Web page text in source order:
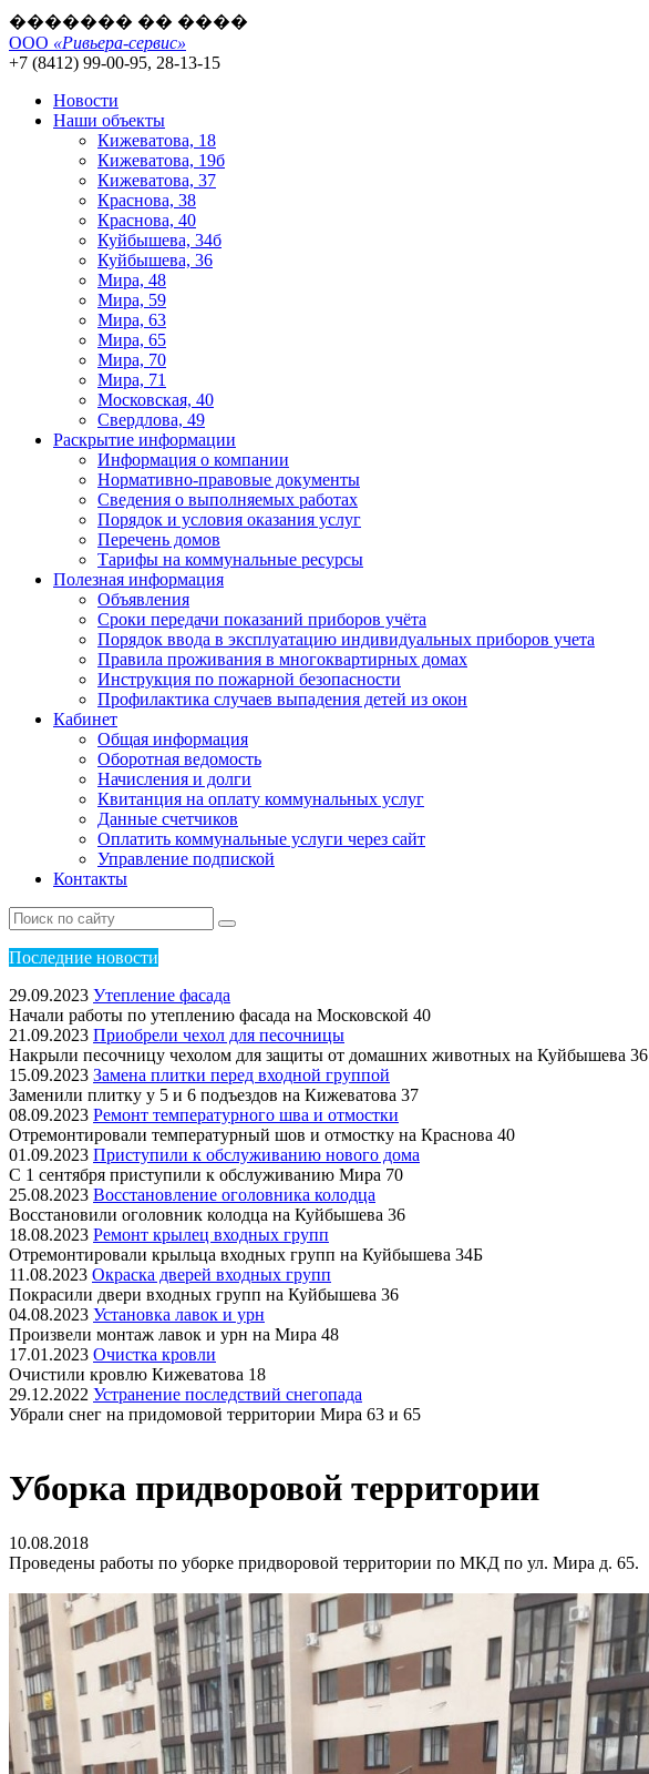
������� �� ����
ООО «Ривьера-сервис»
+7 (8412) 99-00-95, 28-13-15
Новости
Наши объекты
Кижеватова, 18
Кижеватова, 19б
Кижеватова, 37
Краснова, 38
Краснова, 40
Куйбышева, 34б
Куйбышева, 36
Мира, 48
Мира, 59
Мира, 63
Мира, 65
Мира, 70
Мира, 71
Московская, 40
Свердлова, 49
Раскрытие информации
Информация о компании
Нормативно-правовые документы
Сведения о выполняемых работах
Порядок и условия оказания услуг
Перечень домов
Тарифы на коммунальные ресурсы
Полезная информация
Объявления
Сроки передачи показаний приборов учёта
Порядок ввода в эксплуатацию индивидуальных приборов учета
Правила проживания в многоквартирных домах
Инструкция по пожарной безопасности
Профилактика случаев выпадения детей из окон
Кабинет
Общая информация
Оборотная ведомость
Начисления и долги
Квитанция на оплату коммунальных услуг
Данные счетчиков
Оплатить коммунальные услуги через сайт
Управление подпиской
Контакты
Последние новости
29.09.2023 Утепление фасада
Начали работы по утеплению фасада на Московской 40
21.09.2023 Приобрели чехол для песочницы
Накрыли песочницу чехолом для защиты от домашних животных на Куйбышева 36
15.09.2023 Замена плитки перед входной группой
Заменили плитку у 5 и 6 подъездов на Кижеватова 37
08.09.2023 Ремонт температурного шва и отмостки
Отремонтировали температурный шов и отмостку на Краснова 40
01.09.2023 Приступили к обслуживанию нового дома
С 1 сентября приступили к обслуживанию Мира 70
25.08.2023 Восстановление оголовника колодца
Восстановили оголовник колодца на Куйбышева 36
18.08.2023 Ремонт крылец входных групп
Отремонтировали крыльца входных групп на Куйбышева 34Б
11.08.2023 Окраска дверей входных групп
Покрасили двери входных групп на Куйбышева 36
04.08.2023 Установка лавок и урн
Произвели монтаж лавок и урн на Мира 48
17.01.2023 Очистка кровли
Очистили кровлю Кижеватова 18
29.12.2022 Устранение последствий снегопада
Убрали снег на придомовой территории Мира 63 и 65
Уборка придворовой территории
10.08.2018
Проведены работы по уборке придворовой территории по МКД по ул. Мира д. 65.